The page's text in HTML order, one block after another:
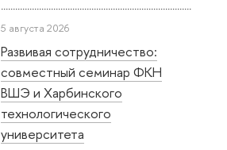
5 августа 2026
Развивая сотрудничество:
совместный семинар ФКН
ВШЭ и Харбинского
технологического
университета